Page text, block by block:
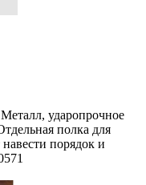
ударопрочное
полка для
порядок и